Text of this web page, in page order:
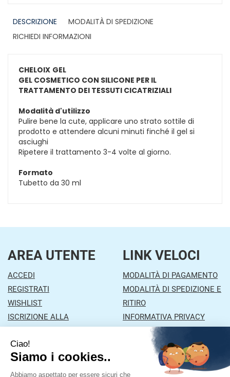
DESCRIZIONE
MODALITÀ DI SPEDIZIONE
RICHIEDI INFORMAZIONI
CHELOIX GEL
GEL COSMETICO CON SILICONE PER IL
TRATTAMENTO DEI TESSUTI CICATRIZIALI
Modalità d'utilizzo
Pulire bene la cute, applicare uno strato sottile di
prodotto e attendere alcuni minuti finché il gel si
asciughi
Ripetere il trattamento 3-4 volte al giorno.
Formato
Tubetto da 30 ml
AREA UTENTE
ACCEDI
REGISTRATI
WISHLIST
ISCRIZIONE ALLA
CONTATTI
LINK VELOCI
MODALITÀ DI PAGAMENTO
MODALITÀ DI SPEDIZIONE E
RITIRO
INFORMATIVA PRIVACY
CONDIZIONI DI VENDITA